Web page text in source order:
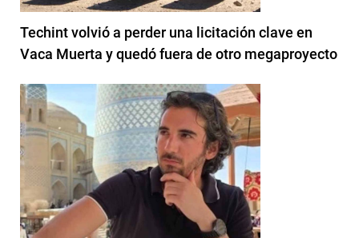
Techint volvió a perder una licitación clave en
Vaca Muerta y quedó fuera de otro megaproyecto